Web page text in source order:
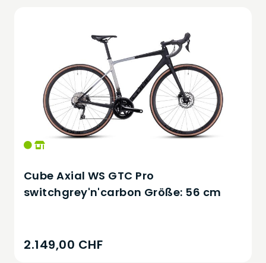
Cube Axial WS GTC Pro
switchgrey'n'carbon Größe: 56 cm
2.149,00 CHF